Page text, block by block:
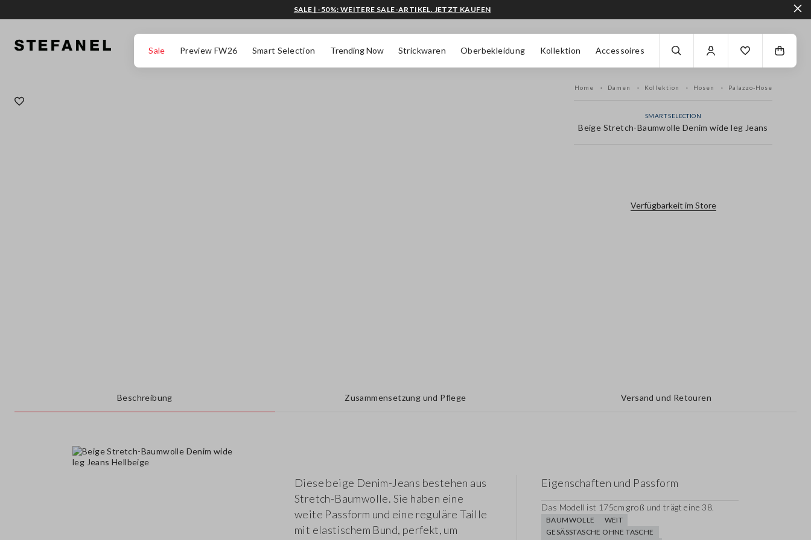
Sale Preview FW26 Smart Selection Trending Now Strickwaren Oberbekleidung Kollektion Accessoires
SALE | -50%: WEITERE SALE-ARTIKEL. JETZT KAUFEN
Home Damen Kollektion Hosen Palazzo-Hose
SMART SELECTION
Beige Stretch-Baumwolle Denim wide leg Jeans
Verfügbarkeit im Store
Beschreibung Zusammensetzung und Pflege Versand und Retouren
Diese beige Denim-Jeans bestehen aus
Stretch-Baumwolle. Sie haben eine
weite Passform und eine reguläre Taille
mit elastischem Bund, perfekt, um
Eigenschaften und Passform
Das Modell ist 175cm groß und trägt eine 38.
BAUMWOLLE
WEIT
GESÄSSTASCHE OHNE TASCHE